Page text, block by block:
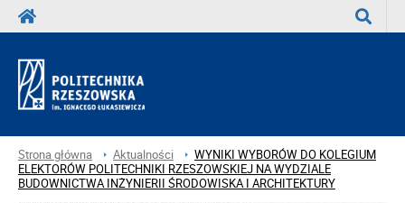
Strona główna Aktualności
WYNIKI WYBORÓW DO KOLEGIUM
ELEKTORÓW POLITECHNIKI RZESZOWSKIEJ NA WYDZIALE
BUDOWNICTWA INŻYNIERII ŚRODOWISKA I ARCHITEKTURY